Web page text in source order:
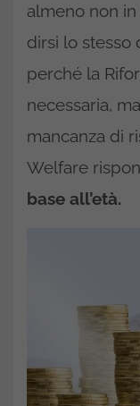
almeno non
dirsi lo stesso
perché la
necessaria,
mancanza di
Welfare
base all’età.